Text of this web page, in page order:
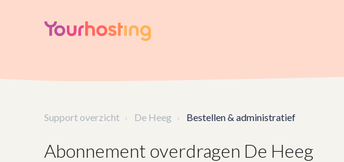
Support overzicht De Heeg Bestellen & administratief
Abonnement overdragen De Heeg